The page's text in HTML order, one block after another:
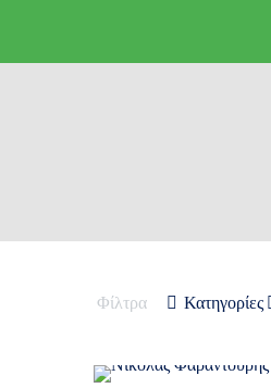
Φίλτρα Κατηγορίες